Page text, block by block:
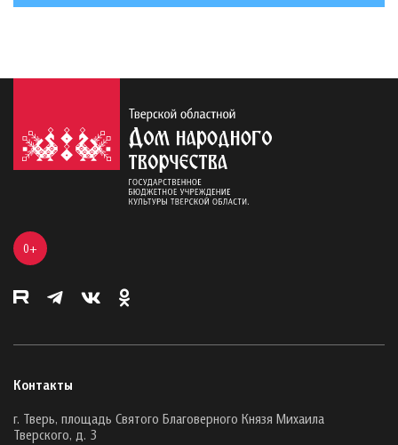
0+
Контакты
г. Тверь, площадь Святого Благоверного Князя Михаила
Тверского, д. 3